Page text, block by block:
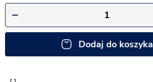
Dodaj do koszyka